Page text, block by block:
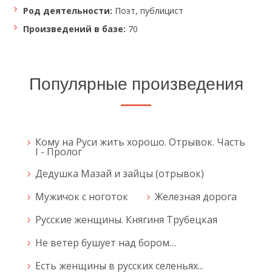
Род деятельности: Поэт, публицист
Произведений в базе: 70
Популярные произведения
Кому на Руси жить хорошо. Отрывок. Часть
I - Пролог
Дедушка Мазай и зайцы (отрывок)
Мужичок с ноготок
Железная дорога
Русские женщины. Княгиня Трубецкая
Не ветер бушует над бором…
Есть женщины в русских селеньях...